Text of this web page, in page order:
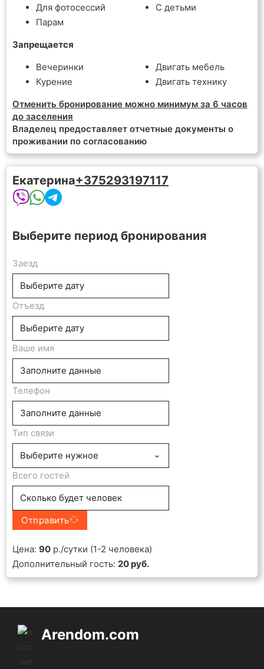
Для фотосессий
Парам
С детьми
Запрещается
Вечеринки
Курение
Двигать мебель
Двигать технику
Отменить бронирование можно минимум за 6 часов
до заселения
Владелец предоставляет отчетные документы о
проживании по согласованию
Екатерина+375293197117
Выберите период бронирования
Заезд
Отъезд
Ваше имя
Телефон
Тип связи
Всего гостей
Отправить
Цена: 90 р./сутки (1-2 человека)
Дополнительный гость: 20 руб.
Arendom.com